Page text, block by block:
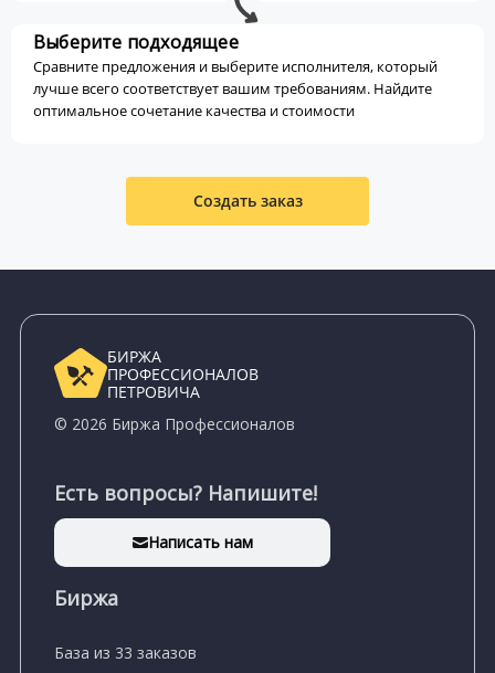
Выберите подходящее
Сравните предложения и выберите исполнителя, который
лучше всего соответствует вашим требованиям. Найдите
оптимальное сочетание качества и стоимости
Создать заказ
БИРЖА
ПРОФЕССИОНАЛОВ
ПЕТРОВИЧА
© 2026 Биржа Профессионалов
Есть вопросы? Напишите!
Написать нам
Биржа
База из 33 заказов